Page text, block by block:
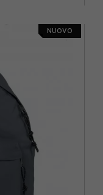
NUOVO